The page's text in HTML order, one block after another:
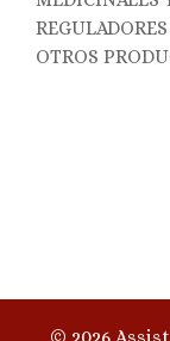
OTROS